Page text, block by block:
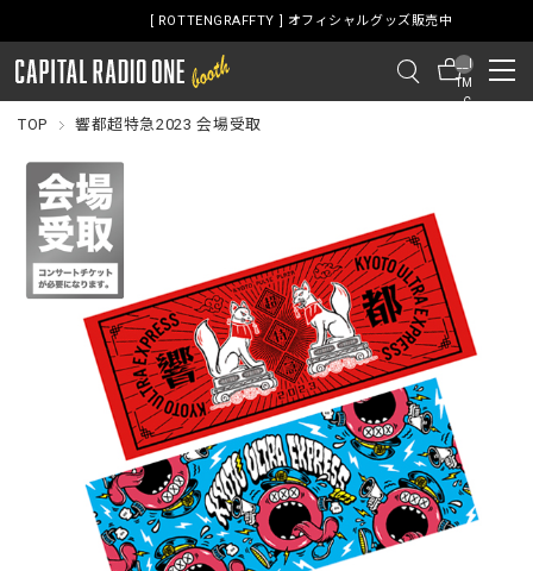
[ ROTTENGRAFFTY ] オフィシャルグッズ販売中
__I
TM
_C
TOP 響都超特急2023 会場受取